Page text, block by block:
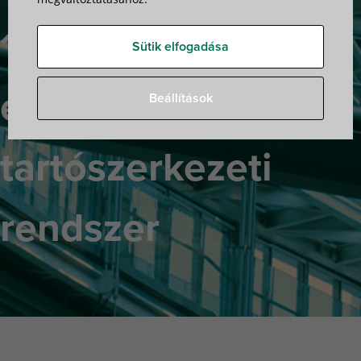
1000: Bel-
és kültéri
tartószerkezeti
rendszer
Sütik elfogadása
Beállítások